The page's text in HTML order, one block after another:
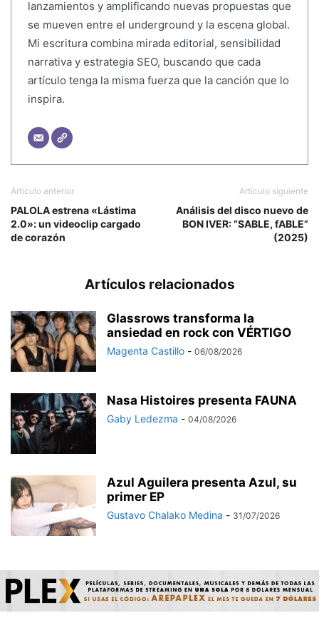
lanzamientos y amplificando nuevas propuestas que
se mueven entre el underground y la escena global.
Mi escritura combina mirada editorial, sensibilidad
narrativa y estrategia SEO, buscando que cada
artículo tenga la misma fuerza que la canción que lo
inspira.
Artículo anterior
PALOLA estrena «Lástima
2.0»: un videoclip cargado
de corazón
Artículo siguiente
Análisis del disco nuevo de
BON IVER: “SABLE, fABLE”
(2025)
Artículos relacionados
Glassrows transforma la
ansiedad en rock con VÉRTIGO
Magenta Castillo - 06/08/2026
Nasa Histoires presenta FAUNA
Gaby Ledezma - 04/08/2026
Azul Aguilera presenta Azul, su
primer EP
Gustavo Chalako Medina - 31/07/2026